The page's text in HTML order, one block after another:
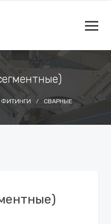
ФИТИНГИ СВАРНЫЕ